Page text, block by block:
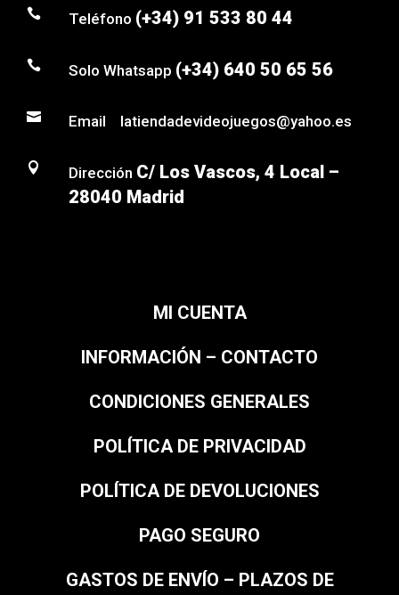
 Teléfono (+34) 91 533 80 44
 Solo Whatsapp (+34) 640 50 65 56
 Email latiendadevideojuegos@yahoo.es
 Dirección C/ Los Vascos, 4 Local –
28040 Madrid
MI CUENTA
INFORMACIÓN – CONTACTO
CONDICIONES GENERALES
POLÍTICA DE PRIVACIDAD
POLÍTICA DE DEVOLUCIONES
PAGO SEGURO
GASTOS DE ENVÍO – PLAZOS DE